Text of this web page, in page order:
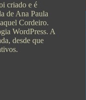
criado e é
de Ana Paula
Cordeiro.
WordPress. A
desde que